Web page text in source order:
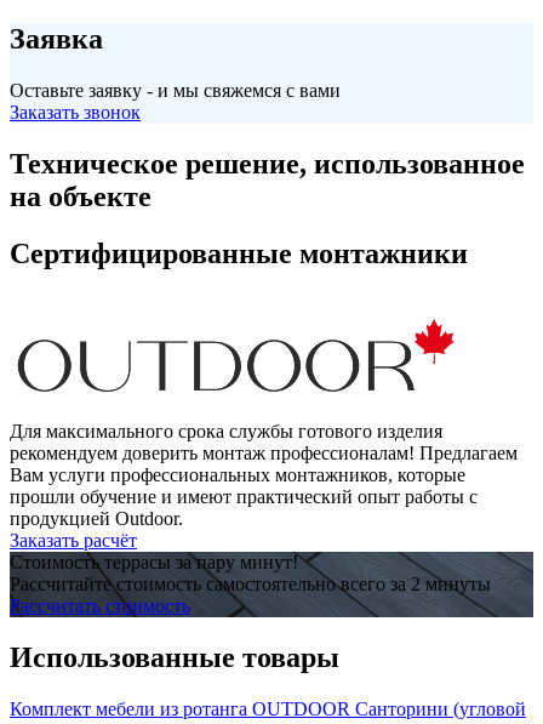
Заявка
Оставьте заявку - и мы свяжемся с вами
Заказать звонок
Техническое решение, использованное
на объекте
Сертифицированные монтажники
Для максимального срока службы готового изделия
рекомендуем доверить монтаж профессионалам! Предлагаем
Вам услуги профессиональных монтажников, которые
прошли обучение и имеют практический опыт работы с
продукцией Outdoor.
Заказать расчёт
Стоимость террасы за пару минут!
Рассчитайте стоимость самостоятельно всего за 2 минуты
Рассчитать стоимость
Использованные товары
Комплект мебели из ротанга OUTDOOR Санторини (угловой